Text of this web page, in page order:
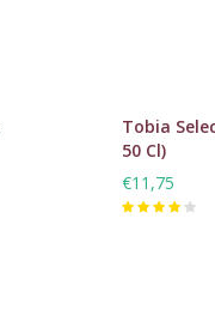
Tobia
50 Cl)
€11,75